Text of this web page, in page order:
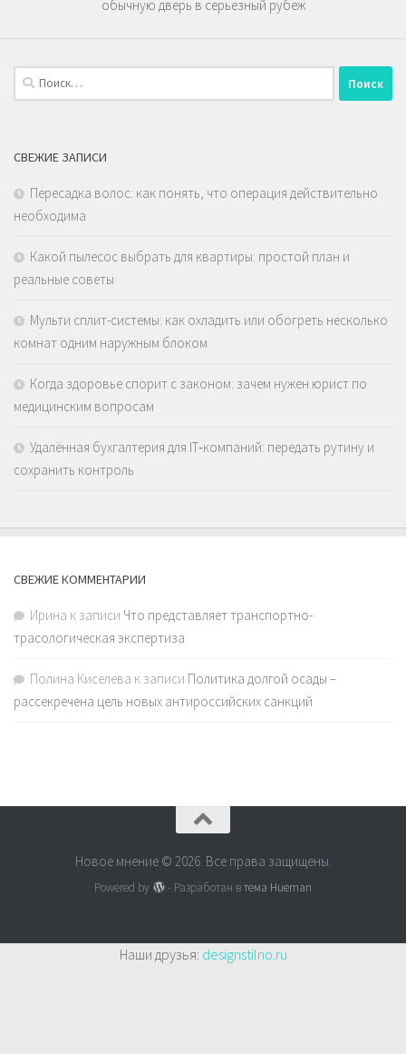
обычную дверь в серьезный рубеж
Найти:
СВЕЖИЕ ЗАПИСИ
Пересадка волос: как понять, что операция действительно
необходима
Какой пылесос выбрать для квартиры: простой план и
реальные советы
Мульти сплит-системы: как охладить или обогреть несколько
комнат одним наружным блоком
Когда здоровье спорит с законом: зачем нужен юрист по
медицинским вопросам
Удалённая бухгалтерия для IT‑компаний: передать рутину и
сохранить контроль
СВЕЖИЕ КОММЕНТАРИИ
Ирина к записи Что представляет транспортно-
трасологическая экспертиза
Полина Киселева к записи Политика долгой осады –
рассекречена цель новых антироссийских санкций
Новое мнение © 2026. Все права защищены.
Powered by - Разработан втема Hueman
Наши друзья: designstilno.ru